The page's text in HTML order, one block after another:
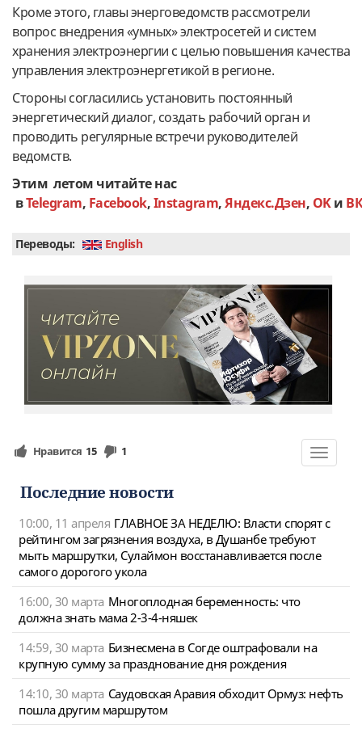
Кроме этого, главы энерговедомств рассмотрели
вопрос внедрения «умных» электросетей и систем
хранения электроэнергии с целью повышения качества
управления электроэнергетикой в регионе.
Стороны согласились установить постоянный
энергетический диалог, создать рабочий орган и
проводить регулярные встречи руководителей
ведомств.
Этим летом читайте нас
вTelegram, Facebook,Instagram,Яндекс.Дзен, OKи ВК
Переводы: English
Toggle
Нравится 15 1
Последние новости
10:00, 11 апреля ГЛАВНОЕ ЗА НЕДЕЛЮ: Власти спорят с
рейтингом загрязнения воздуха, в Душанбе требуют
мыть маршрутки, Сулаймон восстанавливается после
самого дорогого укола
16:00, 30 марта Многоплодная беременность: что
должна знать мама 2-3-4-няшек
14:59, 30 марта Бизнесмена в Согде оштрафовали на
крупную сумму за празднование дня рождения
14:10, 30 марта Саудовская Аравия обходит Ормуз: нефть
пошла другим маршрутом